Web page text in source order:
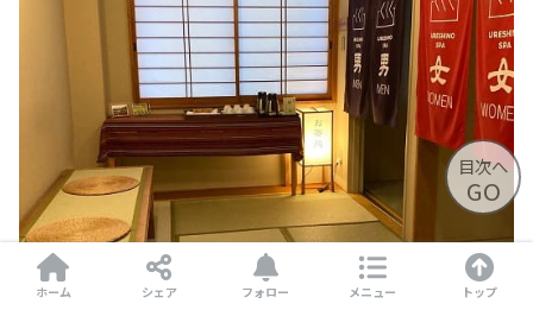
目次へ
GO
ホーム シェア フォロー メニュー トップ